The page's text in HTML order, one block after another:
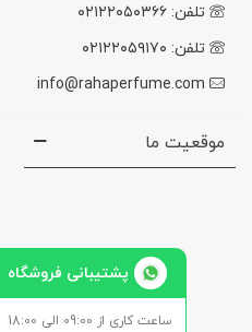
تلفن: ۰۲۱۲۲۰۵۰۳۶۶
تلفن: ۰۲۱۲۲۰۵۹۱۷۰
info@rahaperfume.com
موقعیت ما
پشتیبانی فروشگاه
ساعت کاری از 09:00 الی 18:00